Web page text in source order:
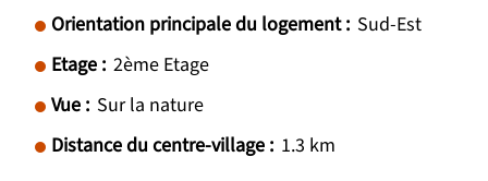
Orientation principale du logement : Sud-Est
Etage : 2ème Etage
Vue : Sur la nature
Distance du centre-village : 1.3 km